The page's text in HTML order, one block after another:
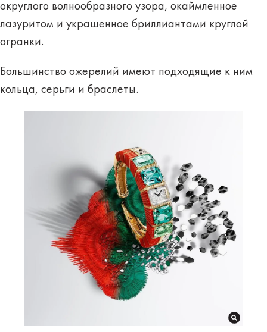
округлого волнообразного узора, окаймленное
лазуритом и украшенное бриллиантами круглой
огранки.
Большинство ожерелий имеют подходящие к ним
кольца, серьги и браслеты.